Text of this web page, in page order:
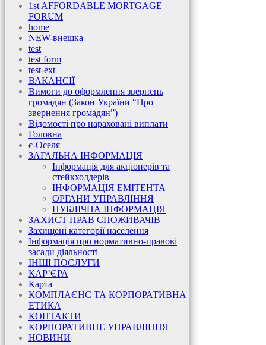
1st AFFORDABLE MORTGAGE
FORUM
home
NEW-внешка
test
test form
test-ext
ВАКАНСІЇ
Вимоги до оформлення звернень
громадян (Закон України “Про
звернення громадян”)
Відомості про нараховані виплати
Головна
є-Оселя
ЗАГАЛЬНА ІНФОРМАЦІЯ
Інформація для акціонерів та
стейкхолдерів
ІНФОРМАЦІЯ ЕМІТЕНТА
ОРГАНИ УПРАВЛІННЯ
ПУБЛІЧНА ІНФОРМАЦІЯ
ЗАХИСТ ПРАВ СПОЖИВАЧІВ
Захищені категорії населення
Інформація про нормативно-правові
засади діяльності
ІНШІ ПОСЛУГИ
КАР’ЄРА
Карта
КОМПЛАЄНС ТА КОРПОРАТИВНА
ЕТИКА
КОНТАКТИ
КОРПОРАТИВНЕ УПРАВЛІННЯ
НОВИНИ